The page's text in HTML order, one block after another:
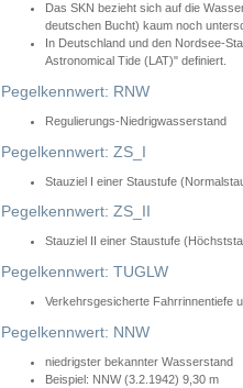
Das SKN bezieht sich auf die
deutschen Bucht) kaum noch
In Deutschland und den Nordsee-
Astronomical Tide (LAT)" definiert.
Pegelkennwert: RNW
Regulierungs-Niedrigwasserstand
Pegelkennwert: ZS_I
Stauziel I einer Staustufe
Pegelkennwert: ZS_II
Stauziel II einer Staustufe
Pegelkennwert: TUGLW
Verkehrsgesicherte Fahrrinnentiefe
Pegelkennwert: NNW
niedrigster bekannter Wasserstand
Beispiel: NNW (3.2.1942) 9,30 m